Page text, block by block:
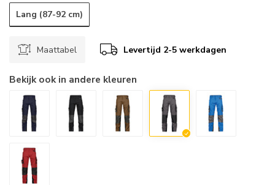
Lang (87-92 cm)
Maattabel Levertijd 2-5 werkdagen
Bekijk ook in andere kleuren